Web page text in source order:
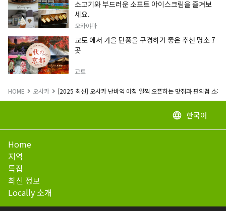
소고기와 부드러운 소프트 아이스크림을 즐겨보
세요.
오카야마
교토 에서 가을 단풍을 구경하기 좋은 추천 명소 7
곳
교토
HOME 오사카 [2025 최신] 오사카 난바역 아침 일찍 오픈하는 맛집과 편의점 소개
language 한국어
Home
지역
특집
최신 정보
Locally 소개